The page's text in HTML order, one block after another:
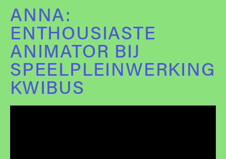
ANNA:
ENTHOUSIASTE
ANIMATOR BIJ
SPEELPLEINWERKING
KWIBUS